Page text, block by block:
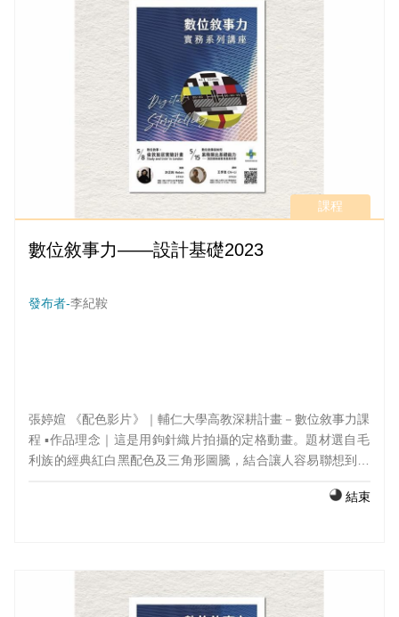
課程
數位敘事力——設計基礎2023
發布者-李紀鞍
張婷媗 《配色影片》｜輔仁大學高教深耕計畫－數位敘事力課
程 ▪️作品理念｜這是用鉤針織片拍攝的定格動畫。題材選自毛
利族的經典紅白黑配色及三角形圖騰，結合讓人容易聯想到海
結束